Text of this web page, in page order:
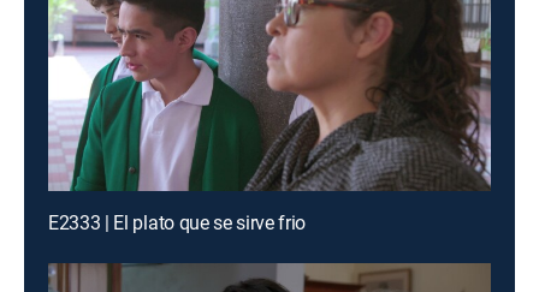
E2333 | El plato que se sirve frio